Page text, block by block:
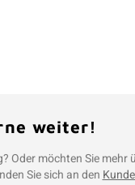
weiter!
Oder möchten Sie mehr
Sie sich an den